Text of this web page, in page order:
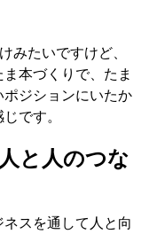
たいですけど、
本づくりで、たま
ジションにいたか
です。
と人のつな
スを通して人と向